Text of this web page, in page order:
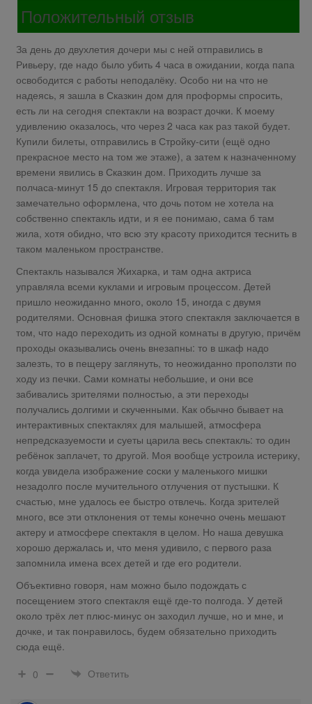
Положительный отзыв
За день до двухлетия дочери мы с ней отправились в
Ривьеру, где надо было убить 4 часа в ожидании, когда папа
освободится с работы неподалёку. Особо ни на что не
надеясь, я зашла в Сказкин дом для проформы спросить,
есть ли на сегодня спектакли на возраст дочки. К моему
удивлению оказалось, что через 2 часа как раз такой будет.
Купили билеты, отправились в Стройку-сити (ещё одно
прекрасное место на том же этаже), а затем к назначенному
времени явились в Сказкин дом. Приходить лучше за
полчаса-минут 15 до спектакля. Игровая территория так
замечательно оформлена, что дочь потом не хотела на
собственно спектакль идти, и я ее понимаю, сама б там
жила, хотя обидно, что всю эту красоту приходится теснить в
таком маленьком пространстве.
Спектакль назывался Жихарка, и там одна актриса
управляла всеми куклами и игровым процессом. Детей
пришло неожиданно много, около 15, иногда с двумя
родителями. Основная фишка этого спектакля заключается в
том, что надо переходить из одной комнаты в другую, причём
проходы оказывались очень внезапны: то в шкаф надо
залезть, то в пещеру заглянуть, то неожиданно проползти по
ходу из печки. Сами комнаты небольшие, и они все
забивались зрителями полностью, а эти переходы
получались долгими и скученными. Как обычно бывает на
интерактивных спектаклях для малышей, атмосфера
непредсказуемости и суеты царила весь спектакль: то один
ребёнок заплачет, то другой. Моя вообще устроила истерику,
когда увидела изображение соски у маленького мишки
незадолго после мучительного отлучения от пустышки. К
счастью, мне удалось ее быстро отвлечь. Когда зрителей
много, все эти отклонения от темы конечно очень мешают
актеру и атмосфере спектакля в целом. Но наша девушка
хорошо держалась и, что меня удивило, с первого раза
запомнила имена всех детей и где его родители.
Объективно говоря, нам можно было подождать с
посещением этого спектакля ещё где-то полгода. У детей
около трёх лет плюс-минус он заходил лучше, но и мне, и
дочке, и так понравилось, будем обязательно приходить
сюда ещё.
0
Ответить